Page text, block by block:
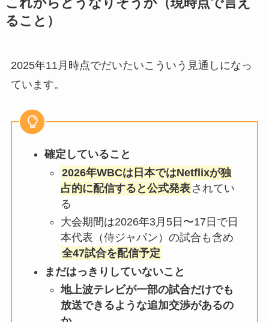
これからどうなりそうか（現時点で言え
ること）
2025年11月時点でだいたいこういう見通しになっ
ています。
確定していること
2026年WBCは日本ではNetflixが独
占的に配信すると公式発表されてい
る
大会期間は2026年3月5日〜17日で日
本代表（侍ジャパン）の試合も含め
全47試合を配信予定
まだはっきりしていないこと
地上波テレビが一部の試合だけでも
放送できるような追加交渉があるの